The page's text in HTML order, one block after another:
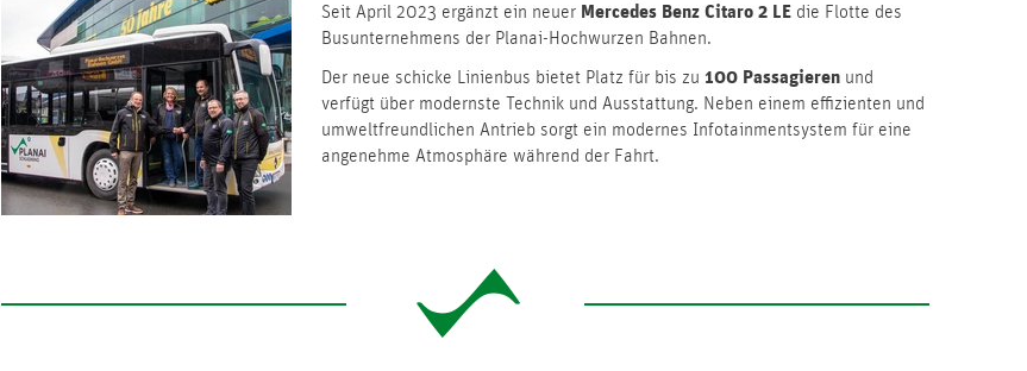
Seit April 2023 ergänzt ein neuer Mercedes Benz Citaro 2 LE die Flotte des
Busunternehmens der Planai-Hochwurzen Bahnen.
Der neue schicke Linienbus bietet Platz für bis zu 100 Passagieren und
verfügt über modernste Technik und Ausstattung. Neben einem effizienten und
umweltfreundlichen Antrieb sorgt ein modernes Infotainmentsystem für eine
angenehme Atmosphäre während der Fahrt.